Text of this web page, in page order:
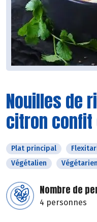
Nouilles de
citron confit
Plat principal
Végétalien
Végétarien
Nombre de
4 personnes